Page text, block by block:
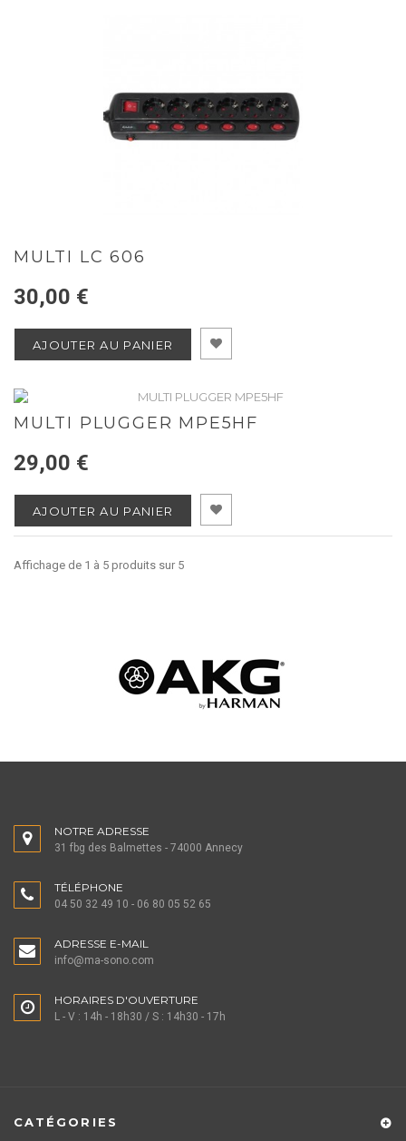
MULTI LC 606
30,00 €
AJOUTER AU PANIER
MULTI PLUGGER MPE5HF
29,00 €
AJOUTER AU PANIER
Affichage de 1 à 5 produits sur 5
NOTRE ADRESSE
31 fbg des Balmettes - 74000 Annecy
TÉLÉPHONE
04 50 32 49 10 - 06 80 05 52 65
ADRESSE E-MAIL
info@ma-sono.com
HORAIRES D'OUVERTURE
L - V : 14h - 18h30 / S : 14h30 - 17h
CATÉGORIES